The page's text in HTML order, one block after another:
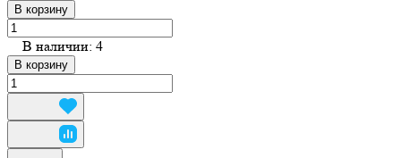
В корзину
В наличии: 4
В корзину